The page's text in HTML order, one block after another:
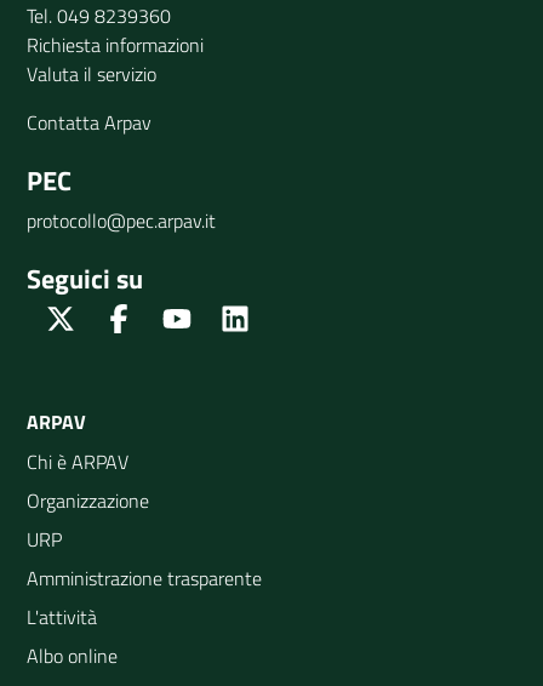
Tel. 049 8239360
Richiesta informazioni
Valuta il servizio
Contatta Arpav
PEC
protocollo@pec.arpav.it
Seguici su
Twitter FacebookYoutube
ARPAV
Chi è ARPAV
Organizzazione
URP
Amministrazione trasparente
L'attività
Albo online